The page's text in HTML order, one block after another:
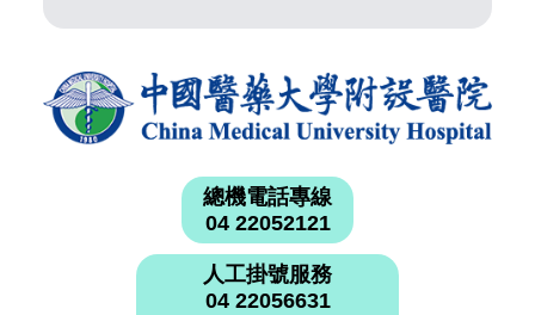
總機電話專線
04 22052121
人工掛號服務
04 22056631